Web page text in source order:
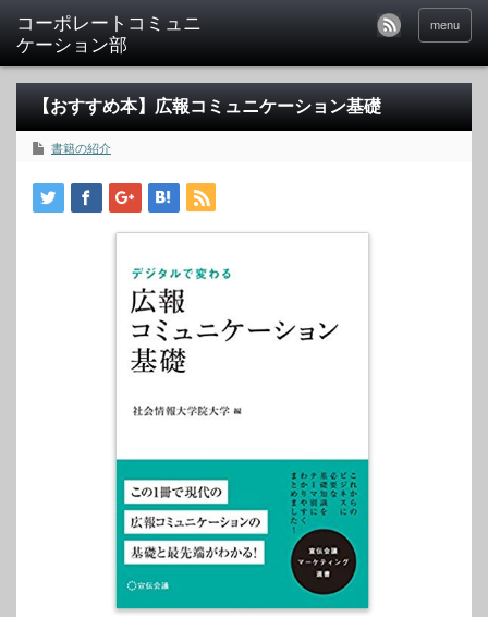
menu
【おすすめ本】広報コミュニケーション基礎
書籍の紹介